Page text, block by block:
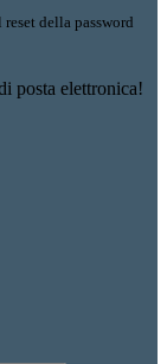
della password
posta elettronica!